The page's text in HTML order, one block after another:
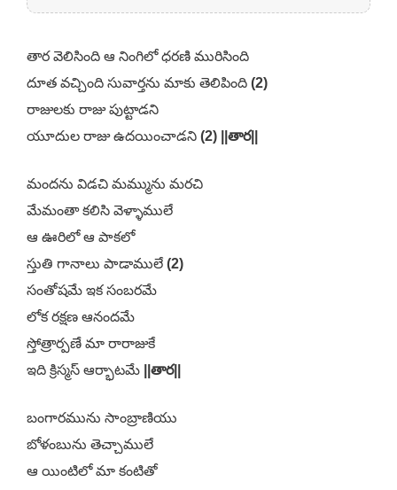
తార వెలిసింది ఆ నింగిలో ధరణి మురిసింది
దూత వచ్చింది సువార్తను మాకు తెలిపింది (2)
రాజులకు రాజు పుట్టాడని
యూదుల రాజు ఉదయించాడని (2) ||తార||
మందను విడచి మమ్మును మరచి
మేమంతా కలిసి వెళ్ళాములే
ఆ ఊరిలో ఆ పాకలో
స్తుతి గానాలు పాడాములే(2)
సంతోషమే ఇక సంబరమే
లోక రక్షణ ఆనందమే
స్తోత్రార్పణే మా రారాజుకే
ఇది క్రిస్మస్ ఆర్భాటమే
||తార||
బంగారమును సాంబ్రాణియు
బోళంబును తెచ్చాములే
ఆ యింటిలో మా కంటితో